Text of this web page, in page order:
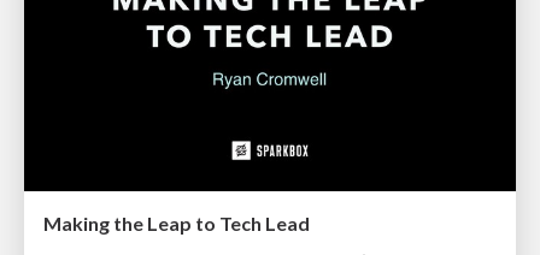
Making the Leap to Tech Lead